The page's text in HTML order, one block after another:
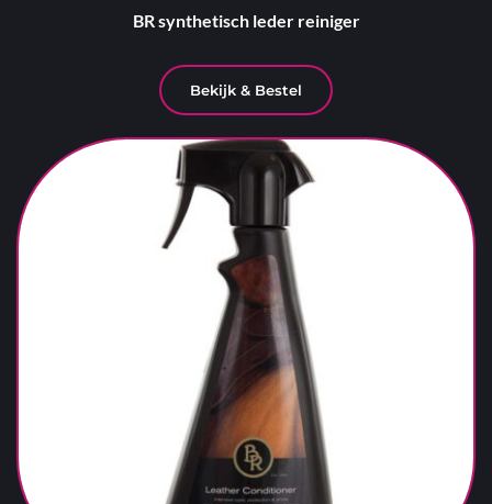
BR synthetisch leder reiniger
Bekijk & Bestel